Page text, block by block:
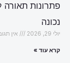
פתרונות תאורה
נכונה
יולי 29, 2026 אין
קרא עוד »